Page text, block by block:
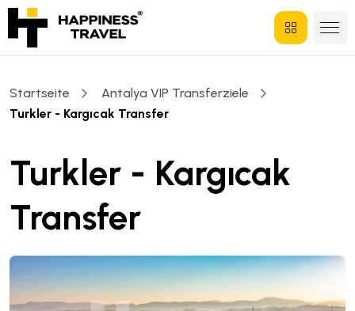
Startseite
Antalya VIP Transferziele
Turkler - Kargıcak Transfer
Turkler - Kargıcak
Transfer